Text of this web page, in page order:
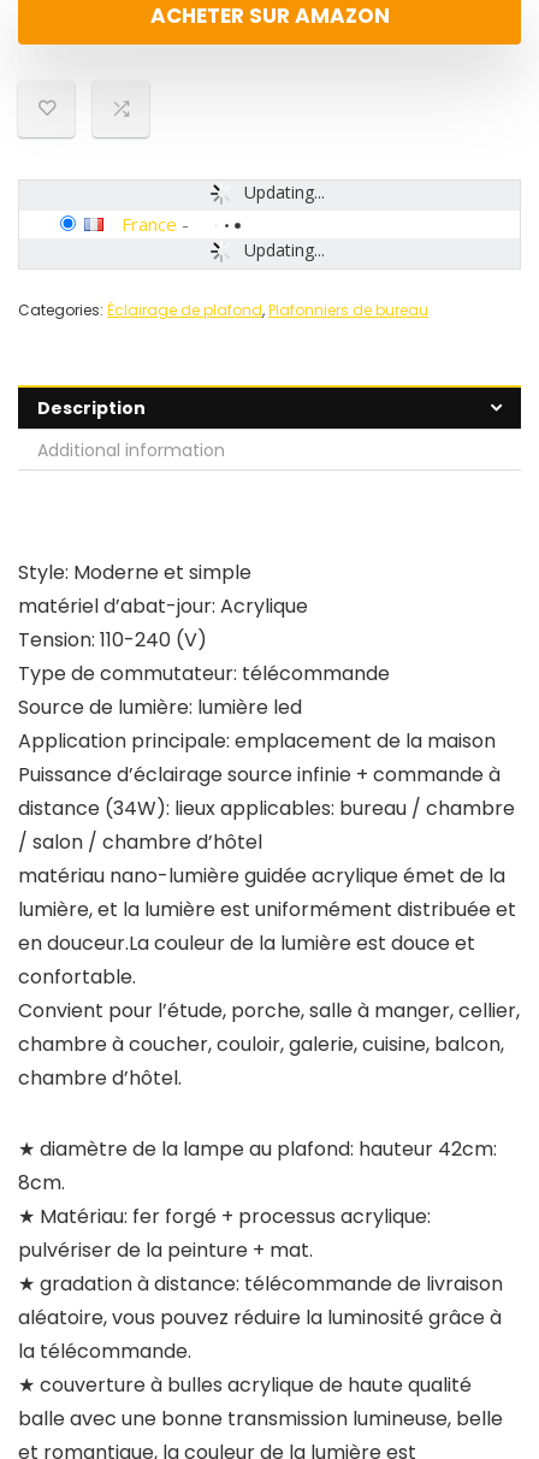
ACHETER SUR AMAZON
Updating...
Updating...
France -
Categories: Éclairage de plafond,Plafonniers de bureau
Description
Additional information
Style: Moderne et simple
matériel d’abat-jour: Acrylique
Tension: 110-240 (V)
Type de commutateur: télécommande
Source de lumière: lumière led
Application principale: emplacement de la maison
Puissance d’éclairage source infinie + commande à
distance (34W): lieux applicables: bureau / chambre
/ salon / chambre d’hôtel
matériau nano-lumière guidée acrylique émet de la
lumière, et la lumière est uniformément distribuée et
en douceur.La couleur de la lumière est douce et
confortable.
Convient pour l’étude, porche, salle à manger, cellier,
chambre à coucher, couloir, galerie, cuisine, balcon,
chambre d’hôtel.
★ diamètre de la lampe au plafond: hauteur 42cm:
8cm.
★ Matériau: fer forgé + processus acrylique:
pulvériser de la peinture + mat.
★ gradation à distance: télécommande de livraison
aléatoire, vous pouvez réduire la luminosité grâce à
la télécommande.
★ couverture à bulles acrylique de haute qualité
balle avec une bonne transmission lumineuse, belle
et romantique, la couleur de la lumière est